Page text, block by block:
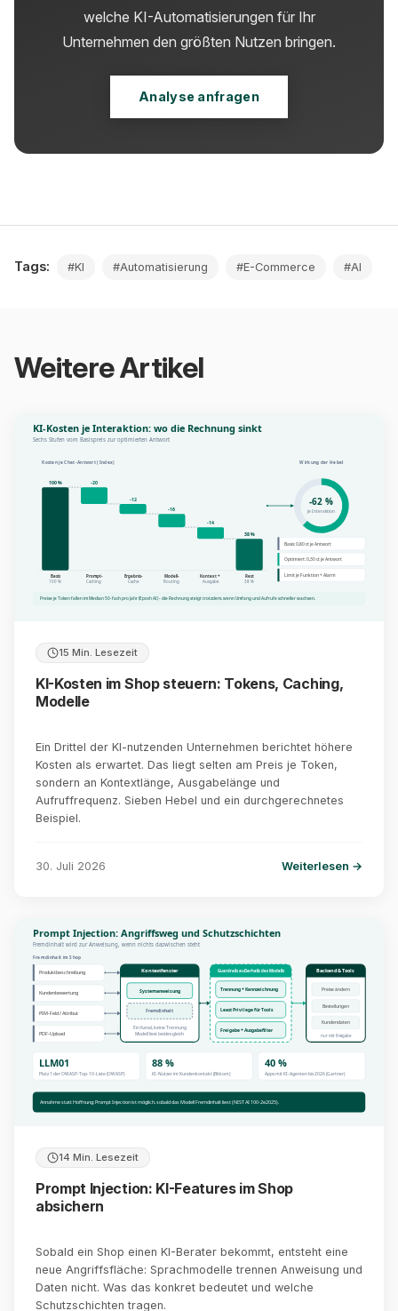
welche KI-Automatisierungen für Ihr
Unternehmen den größten Nutzen bringen.
Analyse anfragen
Tags: #KI #Automatisierung #E-Commerce #AI
Weitere Artikel
KI-Kosten je Interaktion: wo die Rechnung sinkt
Sechs Stufen vom Basispreis zur optimierten Antwort
Kosten je Chat-Antwort (Index) Wirkung der Hebel
100 % -20
-12
-16
-14
38 %
Basis
100 %
Prompt-
Caching
Ergebnis-
Cache
Modell-
Routing
Kontext +
Ausgabe
Rest
38 %
-62 %
je Interaktion
Basis: 0,80 ct je Antwort
Optimiert: 0,30 ct je Antwort
Limit je Funktion + Alarm
Preise je Token fallen im Median 50-fach pro Jahr (Epoch AI) - die Rechnung steigt trotzdem, wenn Umfang und Aufrufe schneller wachsen.
15 Min. Lesezeit
KI-Kosten im Shop steuern: Tokens, Caching,
Modelle
Ein Drittel der KI-nutzenden Unternehmen berichtet höhere
Kosten als erwartet. Das liegt selten am Preis je Token,
sondern an Kontextlänge, Ausgabelänge und
Aufruffrequenz. Sieben Hebel und ein durchgerechnetes
Beispiel.
30. Juli 2026 Weiterlesen →
Prompt Injection: Angriffsweg und Schutzschichten
Fremdinhalt wird zur Anweisung, wenn nichts dazwischen steht
Fremdinhalt im Shop
Produktbeschreibung
Kundenbewertung
PIM-Feld / Attribut
PDF-Upload
Kontextfenster
Systemanweisung
Fremdinhalt
Ein Kanal, keine Trennung
Modell liest beides gleich
Guardrails außerhalb des Modells
Trennung + Kennzeichnung
Least Privilege für Tools
Freigabe + Ausgabefilter
Backend & Tools
Preise ändern
Bestellungen
Kundendaten
nur mit Freigabe
LLM01
Platz 1 der OWASP-Top-10-Liste (OWASP)
88 %
KI-Nutzer im Kundenkontakt (Bitkom)
40 %
Apps mit KI-Agenten bis 2026 (Gartner)
Annahme statt Hoffnung: Prompt Injection ist möglich, sobald das Modell Fremdinhalt liest (NIST AI 100-2e2025).
14 Min. Lesezeit
Prompt Injection: KI-Features im Shop
absichern
Sobald ein Shop einen KI-Berater bekommt, entsteht eine
neue Angriffsfläche: Sprachmodelle trennen Anweisung und
Daten nicht. Was das konkret bedeutet und welche
Schutzschichten tragen.